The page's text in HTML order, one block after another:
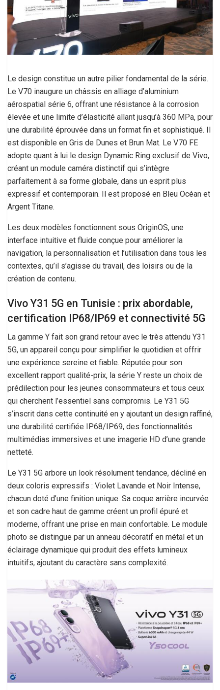
Le design constitue un autre pilier fondamental de la série.
Le V70 inaugure un châssis en alliage d’aluminium
aérospatial série 6, offrant une résistance à la corrosion
élevée et une limite d’élasticité allant jusqu’à 360 MPa, pour
une durabilité éprouvée dans un format fin et sophistiqué. Il
est disponible en Gris de Dunes et Brun Mat. Le V70 FE
adopte quant à lui le design Dynamic Ring exclusif de Vivo,
créant un module caméra distinctif qui s’intègre
parfaitement à sa forme globale, dans un esprit plus
expressif et contemporain. Il est proposé en Bleu Océan et
Argent Titane.
Les deux modèles fonctionnent sous OriginOS, une
interface intuitive et fluide conçue pour améliorer la
navigation, la personnalisation et l’utilisation dans tous les
contextes, qu’il s’agisse du travail, des loisirs ou de la
création de contenu.
Vivo Y31 5G en Tunisie : prix abordable,
certification IP68/IP69 et connectivité 5G
La gamme Y fait son grand retour avec le très attendu Y31
5G, un appareil conçu pour simplifier le quotidien et offrir
une expérience sereine et fiable. Réputée pour son
excellent rapport qualité-prix, la série Y reste un choix de
prédilection pour les jeunes consommateurs et tous ceux
qui cherchent l’essentiel sans compromis. Le Y31 5G
s’inscrit dans cette continuité en y ajoutant un design raffiné,
une durabilité certifiée IP68/IP69, des fonctionnalités
multimédias immersives et une imagerie HD d’une grande
netteté.
Le Y31 5G arbore un look résolument tendance, décliné en
deux coloris expressifs : Violet Lavande et Noir Intense,
chacun doté d’une finition unique. Sa coque arrière incurvée
et son cadre haut de gamme créent un profil épuré et
moderne, offrant une prise en main confortable. Le module
photo se distingue par un anneau décoratif en métal et un
éclairage dynamique qui produit des effets lumineux
intuitifs, ajoutant du caractère sans complexité.